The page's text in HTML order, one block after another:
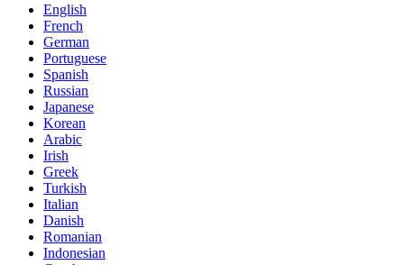
English
French
German
Portuguese
Spanish
Russian
Japanese
Korean
Arabic
Irish
Greek
Turkish
Italian
Danish
Romanian
Indonesian